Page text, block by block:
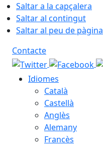
Saltar a la capçalera
Saltar al contingut
Saltar al peu de pàgina
Contacte
Idiomes
Català
Castellà
Anglès
Alemany
Francès